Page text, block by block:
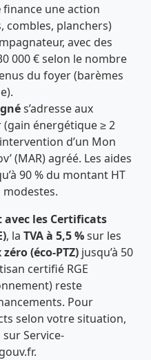
finance une action
combles, planchers)
avec des
000 € selon le nombre
du foyer (barèmes
s’adresse aux
(gain énergétique ≥ 2
d’un Mon
(MAR) agréé. Les aides
90 % du montant HT
les Certificats
, la TVA à 5,5 %sur les
(éco-PTZ) jusqu’à 50
certifié RGE
reste
Pour
selon votre situation,
Service-